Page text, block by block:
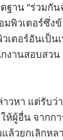
ฐาน “ร่วม
พิวเตอร์ซึ่ง
ตอร์อันเป็น
านสอบสวน
วหา แต่รับ
ผู้อื่น จากก
ล้วยกเลิกห